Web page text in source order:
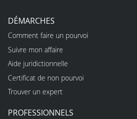
DÉMARCHES
Comment faire un pourvoi
Suivre mon affaire
Aide juridictionnelle
Certificat de non pourvoi
Trouver un expert
PROFESSIONNELS